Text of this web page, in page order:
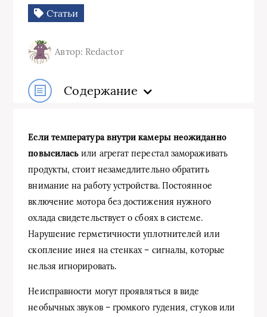
Статьи
Автор: Redactor
Содержание
Если температура внутри камеры неожиданно
повысилась или агрегат перестал замораживать
продукты, стоит незамедлительно обратить
внимание на работу устройства. Постоянное
включение мотора без достижения нужного
охлада свидетельствует о сбоях в системе.
Нарушение герметичности уплотнителей или
скопление инея на стенках – сигналы, которые
нельзя игнорировать.
Неисправности могут проявляться в виде
необычных звуков – громкого гудения, стуков или